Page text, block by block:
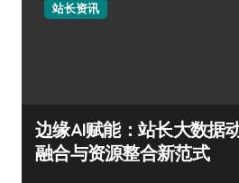
站长资讯
边缘AI赋能：站长大数据
融合与资源整合新范式